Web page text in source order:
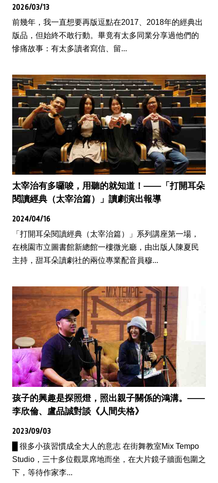
2026/03/13
前幾年，我一直想要再版逗點在2017、2018年的經典出
版品，但始終不敢行動。畢竟有太多同業分享過他們的
慘痛故事：有太多讀者寫信、留...
太宰治有多囉唆，用聽的就知道！——「打開耳朵
閱讀經典（太宰治篇）」讀劇演出報導
2024/04/16
「打開耳朵閱讀經典（太宰治篇）」系列講座第一場，
在桃園市立圖書館新總館一樓微光廳，由出版人陳夏民
主持，甜耳朵讀劇社的兩位專業配音員穆...
孩子的興趣是探照燈，照出親子關係的鴻溝。——
李欣倫、盧品誠對談《人間失格》
2023/09/03
█ 很多小孩習慣成全大人的意志 在街舞教室Mix Tempo
Studio，三十多位觀眾席地而坐，在大片鏡子牆面包圍之
下，等待作家李...